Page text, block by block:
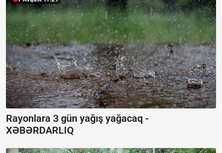
Rayonlara 3 gün yağış yağacaq -
XƏBƏRDARLIQ